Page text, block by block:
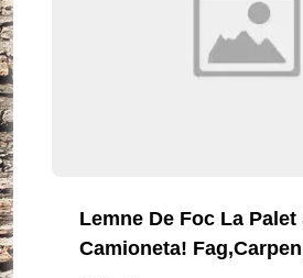
Lemne De Foc La Palet
Camioneta!